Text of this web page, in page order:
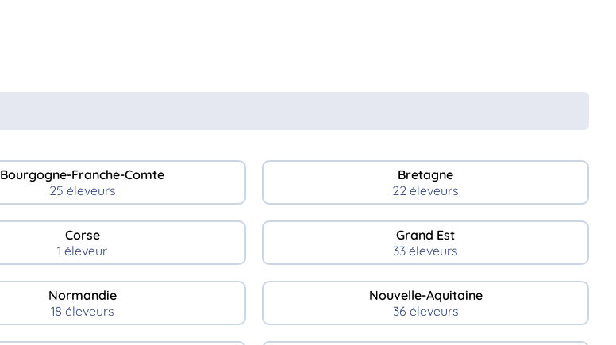
Bourgogne-Franche-Comte
25 éleveurs
Bretagne
22 éleveurs
Corse
1 éleveur
Grand Est
33 éleveurs
Normandie
18 éleveurs
Nouvelle-Aquitaine
36 éleveurs